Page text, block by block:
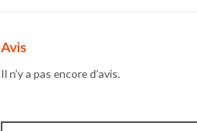
Avis
Il n’y a pas encore d’avis.